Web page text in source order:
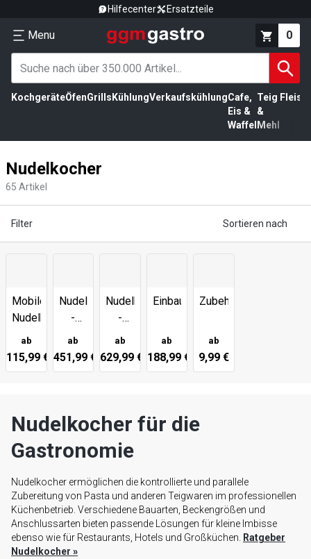
Hilfecenter Ersatzteile
Menu 0
KochgeräteÖfenGrills KühlungVerkaufskühlungCafe,
Eis &
Waffel
Teig
&
Mehl
Nudelkocher
65 Artikel
Filter Sortieren nach
Mobile
Nudelkocher
ab
115,99 €
Nudelkocher
-
Tischgeräte
ab
451,99 €
Nudelkocher
-
Standgeräte
ab
629,99 €
Einbaugeräte
ab
188,99 €
Zubehör
ab
9,99 €
Nudelkocher für die
Gastronomie
Nudelkocher ermöglichen die kontrollierte und parallele
Zubereitung von Pasta und anderen Teigwaren im professionellen
Küchenbetrieb. Verschiedene Bauarten, Beckengrößen und
Anschlussarten bieten passende Lösungen für kleine Imbisse
ebenso wie für Restaurants, Hotels und Großküchen.
Ratgeber
Nudelkocher »